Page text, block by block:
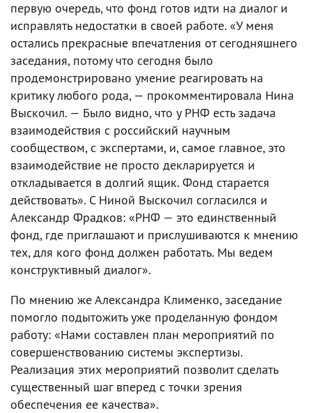
первую очередь, что фонд готов идти на диалог и
исправлять недостатки в своей работе. «У меня
остались прекрасные впечатления от сегодняшнего
заседания, потому что сегодня было
продемонстрировано умение реагировать на
критику любого рода, — прокомментировала Нина
Выскочил. — Было видно, что у РНФ есть задача
взаимодействия с российский научным
сообществом, с экспертами, и, самое главное, это
взаимодействие не просто декларируется и
откладывается в долгий ящик. Фонд старается
действовать». С Ниной Выскочил согласился и
Александр Фрадков: «РНФ — это единственный
фонд, где приглашают и прислушиваются к мнению
тех, для кого фонд должен работать. Мы ведем
конструктивный диалог».
По мнению же Александра Клименко, заседание
помогло подытожить уже проделанную фондом
работу: «Нами составлен план мероприятий по
совершенствованию системы экспертизы.
Реализация этих мероприятий позволит сделать
существенный шаг вперед с точки зрения
обеспечения ее качества».